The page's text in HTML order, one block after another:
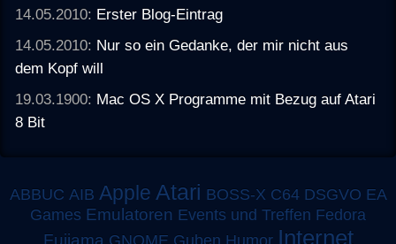
14.05.2010: Erster Blog-Eintrag
14.05.2010: Nur so ein Gedanke, der mir nicht aus
dem Kopf will
19.03.1900: Mac OS X Programme mit Bezug auf Atari
8 Bit
ABBUC AIB Apple Atari BOSS-X C64 DSGVO EA
Games Emulatoren Events und Treffen Fedora
Fujiama GNOME Guben Humor Internet